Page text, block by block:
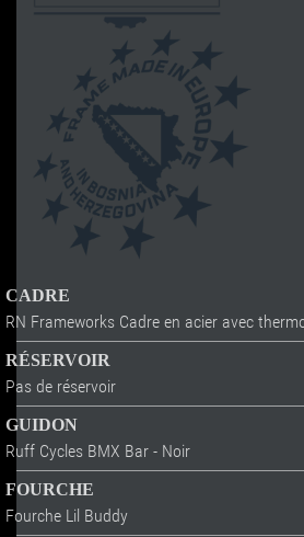
CADRE
RN Frameworks Cadre en acier avec
RÉSERVOIR
Pas de réservoir
GUIDON
Ruff Cycles BMX Bar - Noir
FOURCHE
Fourche Lil Buddy